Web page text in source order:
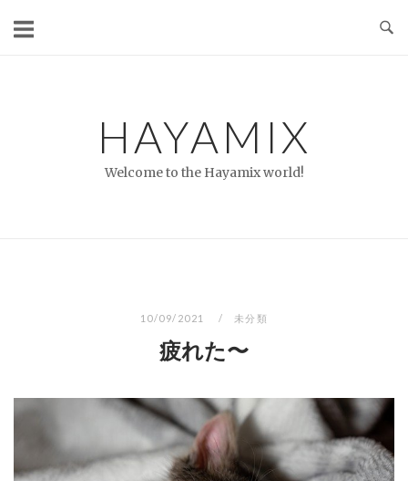
HAYAMIX
Welcome to the Hayamix world!
10/09/2021 未分類
疲れた〜